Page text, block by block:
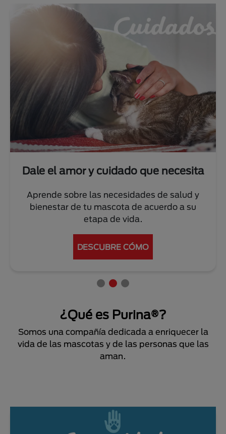
Dale el amor y cuidado que necesita
Aprende sobre las necesidades de salud y
bienestar de tu mascota de acuerdo a su
etapa de vida.
DESCUBRE CÓMO
¿Qué es Purina®?
Somos una compañía dedicada a enriquecer la
vida de las mascotas y de las personas que las
aman.